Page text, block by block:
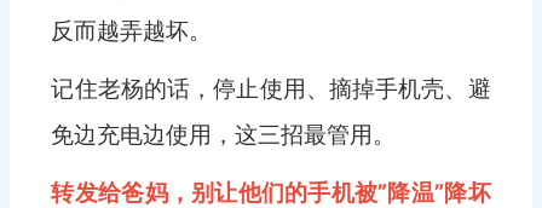
反而越弄越坏。
记住老杨的话，停止使用、摘掉手机壳、避
免边充电边使用，这三招最管用。
转发给爸妈，别让他们的手机被”降温”降坏